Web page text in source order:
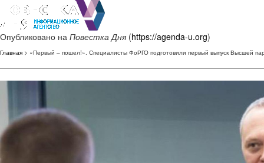
Опубликовано на Повестка Дня (https://agenda-u.org)
Главная > «Первый – пошел!». Специалисты ФоРГО подготовили первый выпуск Высшей